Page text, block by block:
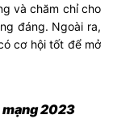
và chăm chỉ cho
đáng. Ngoài ra,
cơ hội tốt để mở
2023